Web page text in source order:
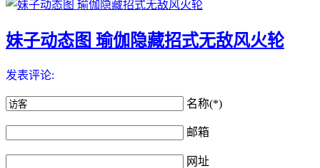
妹子动态图 瑜伽隐藏招式无敌风火轮
发表评论:
名称(*)
邮箱
网址